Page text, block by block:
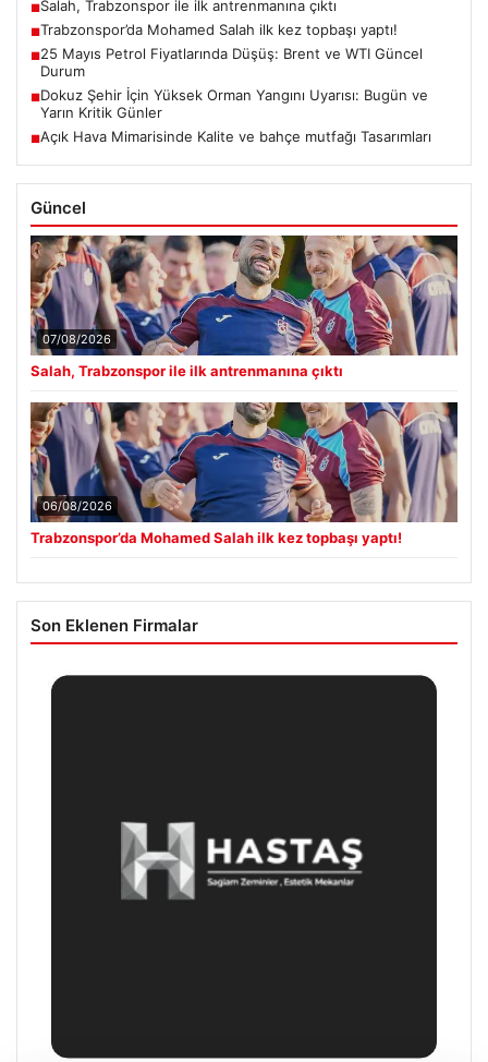
■Salah, Trabzonspor ile ilk antrenmanına çıktı
■Trabzonspor’da Mohamed Salah ilk kez topbaşı yaptı!
■25 Mayıs Petrol Fiyatlarında Düşüş: Brent ve WTI Güncel
Durum
■Dokuz Şehir İçin Yüksek Orman Yangını Uyarısı: Bugün ve
Yarın Kritik Günler
■Açık Hava Mimarisinde Kalite ve bahçe mutfağı Tasarımları
Güncel
07/08/2026
Salah, Trabzonspor ile ilk antrenmanına çıktı
06/08/2026
Trabzonspor’da Mohamed Salah ilk kez topbaşı yaptı!
Son Eklenen Firmalar